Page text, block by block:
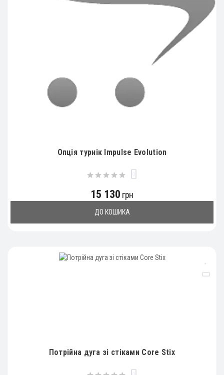
Опція турнік Impulse Evolution
15 130 грн
ДО КОШИКА
Потрійна дуга зі стіками Core Stix